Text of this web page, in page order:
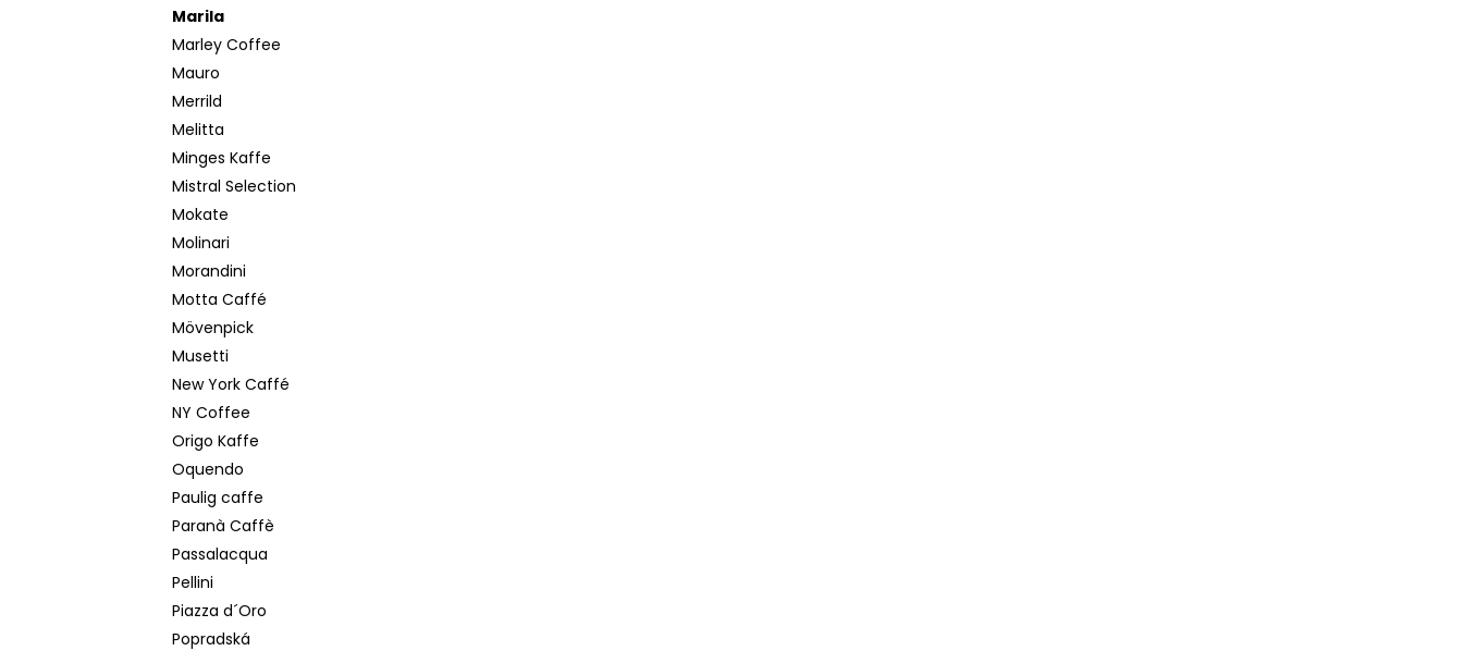
Marila
Marley Coffee
Mauro
Merrild
Melitta
Minges Kaffe
Mistral Selection
Mokate
Molinari
Morandini
Motta Caffé
Mövenpick
Musetti
New York Caffé
NY Coffee
Origo Kaffe
Oquendo
Paulig caffe
Paranà Caffè
Passalacqua
Pellini
Piazza d´Oro
Popradská